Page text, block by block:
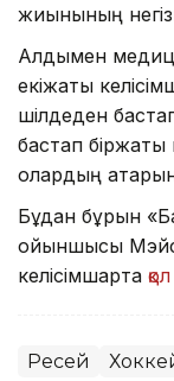
жиынының
Алдымен
екіжақты
шілдеден
бастап біржақты
олардың
Бұдан бұрын
ойыншысы
келісімшартқа
Ресей